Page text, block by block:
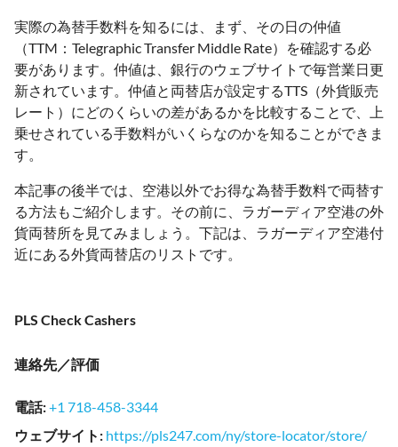
実際の為替手数料を知るには、まず、その日の仲値
（TTM：Telegraphic Transfer Middle Rate）を確認する必
要があります。仲値は、銀行のウェブサイトで毎営業日更
新されています。仲値と両替店が設定するTTS（外貨販売
レート）にどのくらいの差があるかを比較することで、上
乗せされている手数料がいくらなのかを知ることができま
す。
本記事の後半では、空港以外でお得な為替手数料で両替す
る方法もご紹介します。その前に、ラガーディア空港の外
貨両替所を見てみましょう。下記は、ラガーディア空港付
近にある外貨両替店のリストです。
PLS Check Cashers
連絡先／評価
電話:+1 718-458-3344
ウェブサイト : https://pls247.com/ny/store-locator/store/